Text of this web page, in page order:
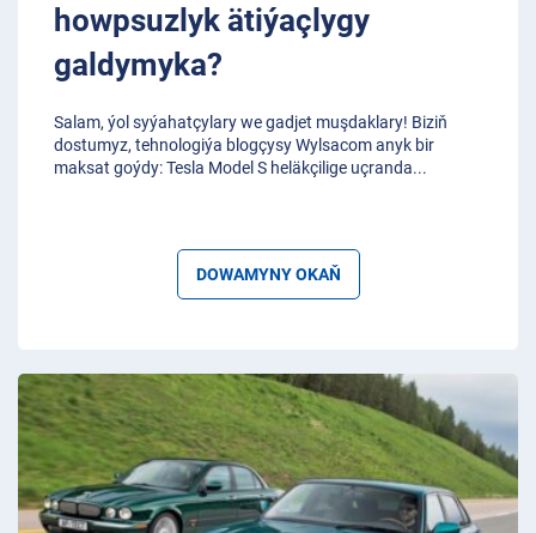
howpsuzlyk ätiýaçlygy
galdymyka?
Salam, ýol syýahatçylary we gadjet muşdaklary! Biziň
dostumyz, tehnologiýa blogçysy Wylsacom anyk bir
maksat goýdy: Tesla Model S heläkçilige uçranda...
DOWAMYNY OKAŇ